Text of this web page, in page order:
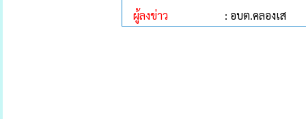
ผู้ลงข่าว
: อบต.คลองเส